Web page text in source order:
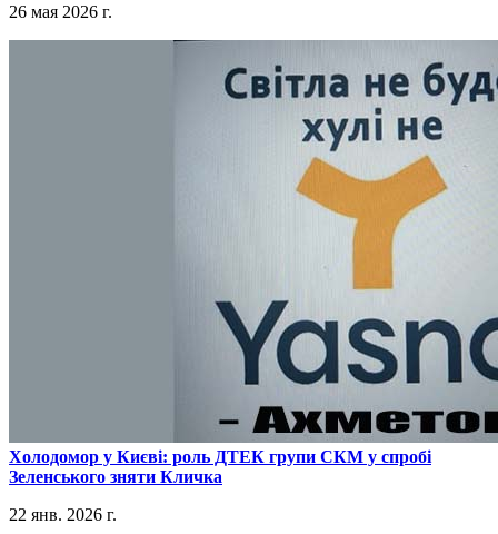
26 мая 2026 г.
​Холодомор у Києві: роль ДТЕК групи СКМ у спробі
Зеленського зняти Кличка
22 янв. 2026 г.